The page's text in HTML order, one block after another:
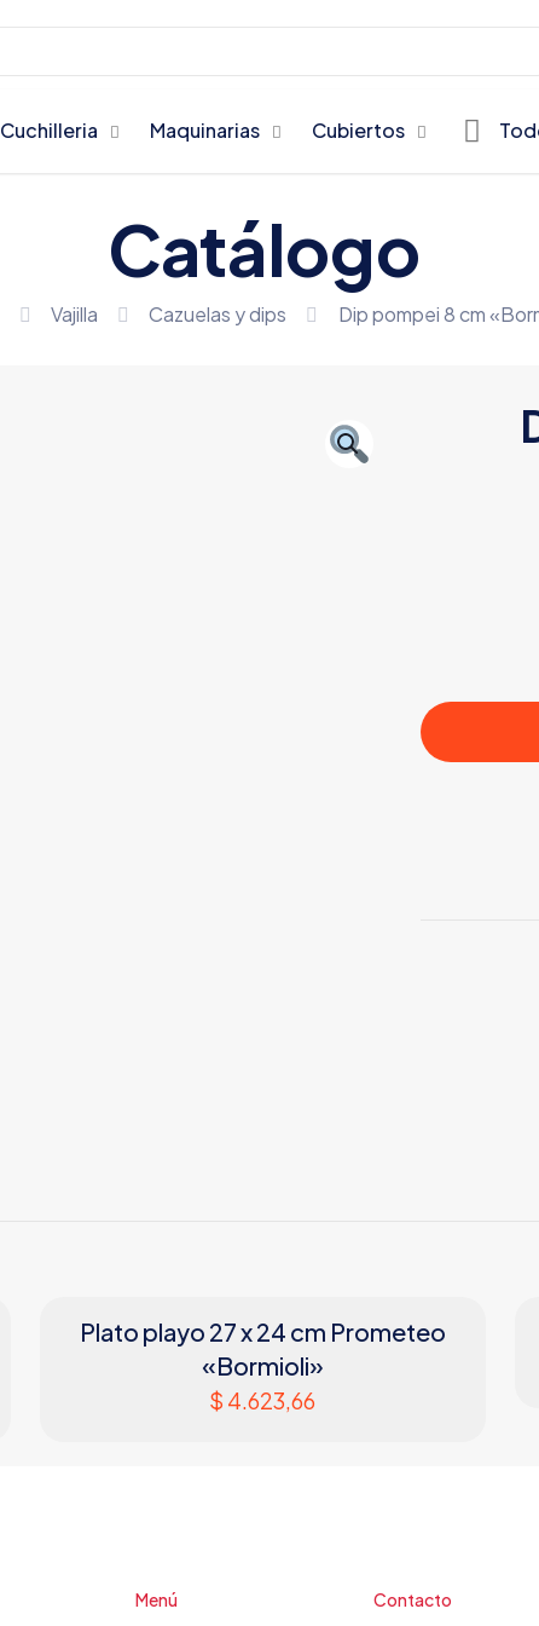
Cuchilleria Maquinarias Cubiertos
Catálogo
Vajilla Cazuelas y dips Dip pompei 8 cm
Plato playo 27 x 24 cm Prometeo
«Bormioli»
$ 4.623,66
Menú Contacto